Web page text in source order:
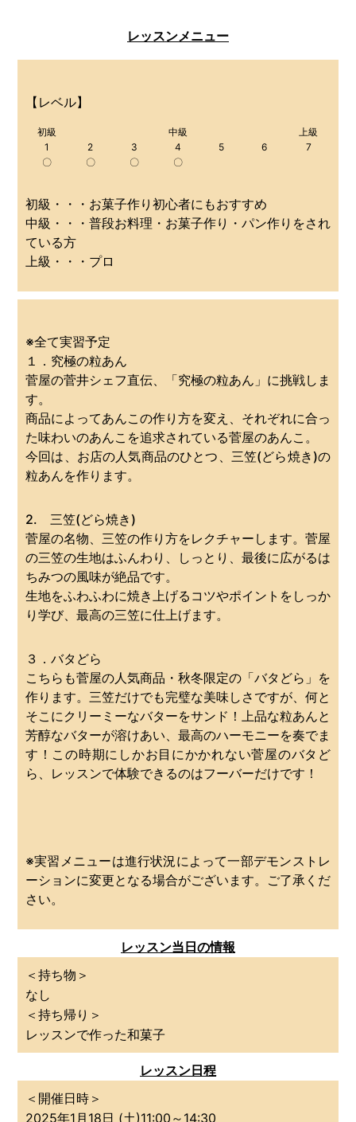
レッスンメニュー
【レベル】
初級 中級
上級
1
2 3 4 5 6
7
〇
〇 〇 〇
初級・・・お菓子作り初心者にもおすすめ
中級・・・普段お料理・お菓子作り・パン作りをされ
ている方
上級・・・プロ
※全て実習予定
１．究極の粒あん
菅屋の菅井シェフ直伝、「究極の粒あん」に挑戦しま
す。
商品によってあんこの作り方を変え、それぞれに合っ
た味わいのあんこを追求されている菅屋のあんこ。
今回は、お店の人気商品のひとつ、三笠(どら焼き)の
粒あんを作ります。
2. 三笠(どら焼き)
菅屋の名物、三笠の作り方をレクチャーします。菅屋
の三笠の生地はふんわり、しっとり、最後に広がるは
ちみつの風味が絶品です。
生地をふわふわに焼き上げるコツやポイントをしっか
り学び、最高の三笠に仕上げます。
３．バタどら
こちらも菅屋の人気商品・秋冬限定の「バタどら」を
作ります。三笠だけでも完璧な美味しさですが、何と
そこにクリーミーなバターをサンド！上品な粒あんと
芳醇なバターが溶けあい、最高のハーモニーを奏でま
す！この時期にしかお目にかかれない菅屋のバタど
ら、レッスンで体験できるのはフーバーだけです！
※実習メニューは進行状況によって一部デモンストレ
ーションに変更となる場合がございます。ご了承くだ
さい。
レッスン当日の情報
＜持ち物＞
なし
＜持ち帰り＞
レッスンで作った和菓子
レッスン日程
＜開催日時＞
2025年1 月18日 (土)11:00～14:30